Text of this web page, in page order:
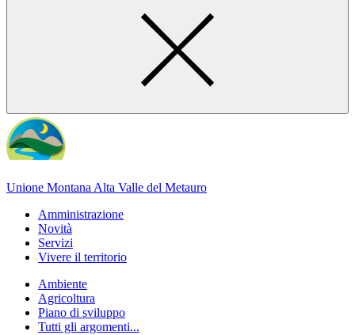
Unione Montana Alta Valle del Metauro
Amministrazione
Novità
Servizi
Vivere il territorio
Ambiente
Agricoltura
Piano di sviluppo
Tutti gli argomenti...